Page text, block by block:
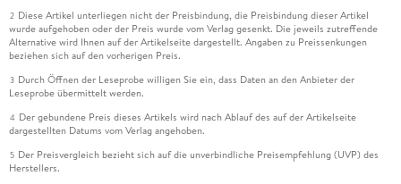
2 Diese Artikel unterliegen nicht der Preisbindung, die Preisbindung dieser Artikel
wurde aufgehoben oder der Preis wurde vom Verlag gesenkt. Die jeweils zutreffende
Alternative wird Ihnen auf der Artikelseite dargestellt. Angaben zu Preissenkungen
beziehen sich auf den vorherigen Preis.
3 Durch Öffnen der Leseprobe willigen Sie ein, dass Daten an den Anbieter der
Leseprobe übermittelt werden.
4 Der gebundene Preis dieses Artikels wird nach Ablauf des auf der Artikelseite
dargestellten Datums vom Verlag angehoben.
5 Der Preisvergleich bezieht sich auf die unverbindliche Preisempfehlung (UVP) des
Herstellers.